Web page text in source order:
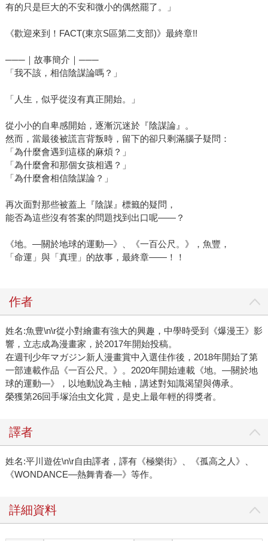
有的只是巨大的不安和微小的偶然罷了。」
《歡迎來到！FACT(東京S區第二支部)》最終章!!
───｜故事簡介｜───
「我不該，相信陰謀論嗎？」
「人生，似乎從沒有真正開始。」
從小小的自卑感開始，逐漸沉迷於『陰謀論』。
然而，當最後被謊言背叛時，留下的卻只剩滿腦子疑問：
「為什麼會遇到這樣的麻煩？」
「為什麼會和那個女孩相遇？」
「為什麼會相信陰謀論？」
再次面對那些被蓋上『陰謀』標籤的疑問，
能否為這些沒有答案的問題找到出口呢——？
《地。—關於地球的運動—》、《一百公尺。》，魚豐，
「命運」與「真理」的故事，最終章——！！
作者
姓名:魚豊\n\r從小對繪畫有強大的興趣，中學時受到《爆漫王》影
響，立志成為漫畫家，於2017年開始投稿。
在週刊少年マガジン新人漫畫賞中入選佳作後，2018年開始了第
一部連載作品《一百公尺。》。2020年開始連載《地。—關於地
球的運動—》，以地動說為主軸，講述對知識渴望與傳承。
榮獲第26回手塚治虫文化賞，是史上最年輕的得獎者。
譯者
姓名:平川遊佐\n\r自由譯者，譯有《極樂街》、《孤高之人》、
《WONDANCE—熱舞青春—》等作。
詳細資料